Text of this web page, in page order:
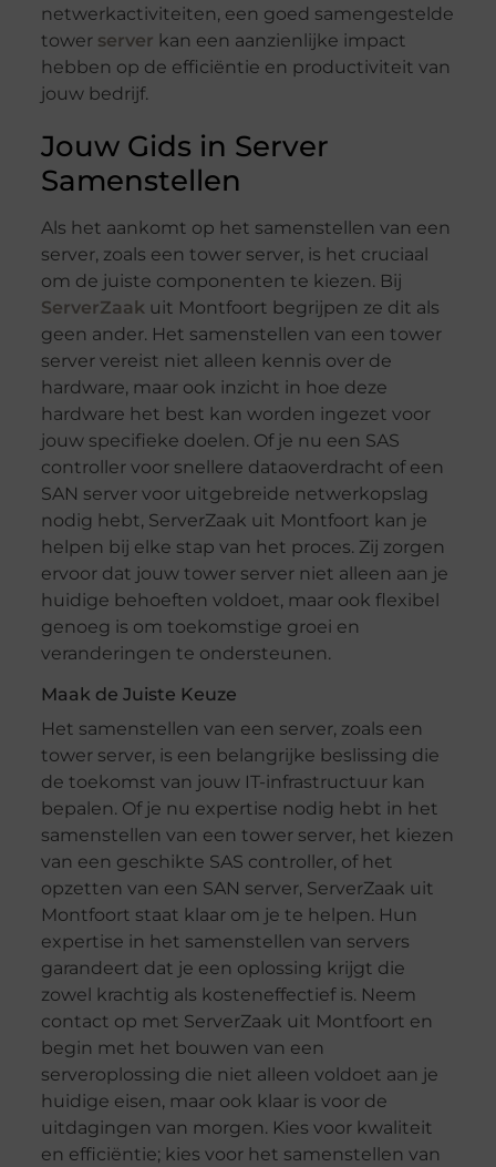
netwerkactiviteiten, een goed samengestelde
tower server kan een aanzienlijke impact
hebben op de efficiëntie en productiviteit van
jouw bedrijf.
Jouw Gids in Server
Samenstellen
Als het aankomt op het samenstellen van een
server, zoals een tower server, is het cruciaal
om de juiste componenten te kiezen. Bij
ServerZaakuit Montfoort begrijpen ze dit als
geen ander. Het samenstellen van een tower
server vereist niet alleen kennis over de
hardware, maar ook inzicht in hoe deze
hardware het best kan worden ingezet voor
jouw specifieke doelen. Of je nu een SAS
controller voor snellere dataoverdracht of een
SAN server voor uitgebreide netwerkopslag
nodig hebt, ServerZaak uit Montfoort kan je
helpen bij elke stap van het proces. Zij zorgen
ervoor dat jouw tower server niet alleen aan je
huidige behoeften voldoet, maar ook flexibel
genoeg is om toekomstige groei en
veranderingen te ondersteunen.
Maak de Juiste Keuze
Het samenstellen van een server, zoals een
tower server, is een belangrijke beslissing die
de toekomst van jouw IT-infrastructuur kan
bepalen. Of je nu expertise nodig hebt in het
samenstellen van een tower server, het kiezen
van een geschikte SAS controller, of het
opzetten van een SAN server, ServerZaak uit
Montfoort staat klaar om je te helpen. Hun
expertise in het samenstellen van servers
garandeert dat je een oplossing krijgt die
zowel krachtig als kosteneffectief is. Neem
contact op met ServerZaak uit Montfoort en
begin met het bouwen van een
serveroplossing die niet alleen voldoet aan je
huidige eisen, maar ook klaar is voor de
uitdagingen van morgen. Kies voor kwaliteit
en efficiëntie; kies voor het samenstellen van